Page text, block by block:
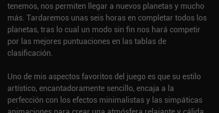
tenemos, nos permiten llegar a nuevos planetas y mucho
más. Tardaremos unas seis horas en completar todos los
planetas, tras lo cual un modo sin fin nos hará competir
por las mejores puntuaciones en las tablas de
clasificación.
Uno de mis aspectos favoritos del juego es que su estilo
artístico, encantadoramente sencillo, encaja a la
perfección con los efectos minimalistas y las simpáticas